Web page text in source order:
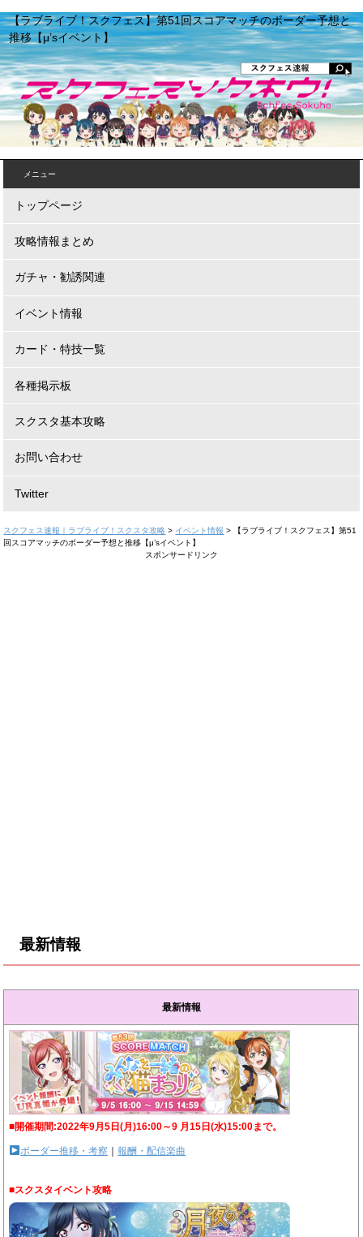
【ラブライブ！スクフェス】第51回スコアマッチのボーダー予想と
推移【μ’sイベント】
メニュー
トップページ
攻略情報まとめ
ガチャ・勧誘関連
イベント情報
カード・特技一覧
各種掲示板
スクスタ基本攻略
お問い合わせ
Twitter
スクフェス速報｜ラブライブ！スクスタ攻略 > イベント情報 >
【ラブライブ！スクフェス】第51
回スコアマッチのボーダー予想と推移【μ’sイベント】
スポンサードリンク
最新情報
最新情報
■開催期間:2022年9月5日(月)16:00～9 月15日(水)15:00まで。
ボーダー推移・考察 ｜報酬・配信楽曲
■スクスタイベント攻略